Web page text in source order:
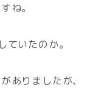
ね。
いたのか。
ありましたが、